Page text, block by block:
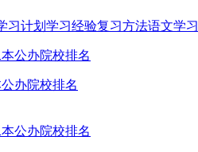
习计划 学习经验复习方法语文学习
办院校排名